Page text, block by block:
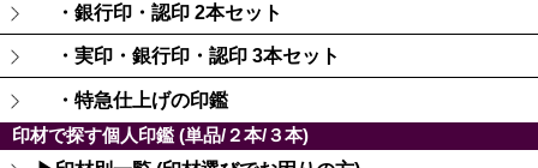
・銀行印・認印 2本セット
・実印・銀行印・認印 3本セット
・特急仕上げの印鑑
印材で探す個人印鑑 (単品/２本/３本)